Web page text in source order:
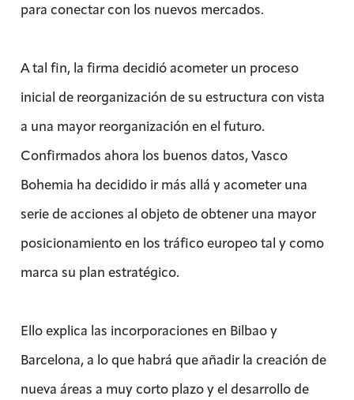
para conectar con los nuevos mercados.
A tal fin, la firma decidió acometer un proceso
inicial de reorganización de su estructura con vista
a una mayor reorganización en el futuro.
Confirmados ahora los buenos datos, Vasco
Bohemia ha decidido ir más allá y acometer una
serie de acciones al objeto de obtener una mayor
posicionamiento en los tráfico europeo tal y como
marca su plan estratégico.
Ello explica las incorporaciones en Bilbao y
Barcelona, a lo que habrá que añadir la creación de
nueva áreas a muy corto plazo y el desarrollo de